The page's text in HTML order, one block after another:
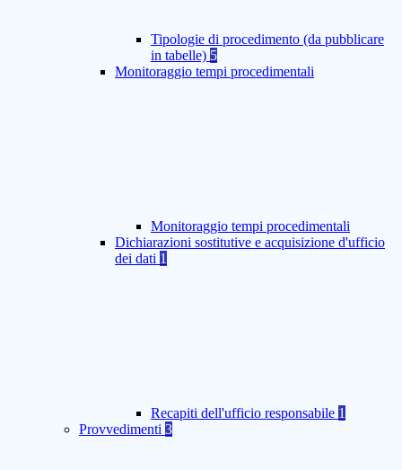
Tipologie di procedimento (da pubblicare
in tabelle) 5
Monitoraggio tempi procedimentali
Monitoraggio tempi procedimentali
Dichiarazioni sostitutive e acquisizione d'ufficio
dei dati 1
Recapiti dell'ufficio responsabile 1
Provvedimenti 3